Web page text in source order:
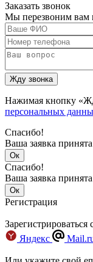
Заказать звонок
Мы перезвоним вам
Нажимая кнопку
персональных
Спасибо!
Ваша заявка принята
Спасибо!
Ваша заявка принята
Регистрация
Яндекс